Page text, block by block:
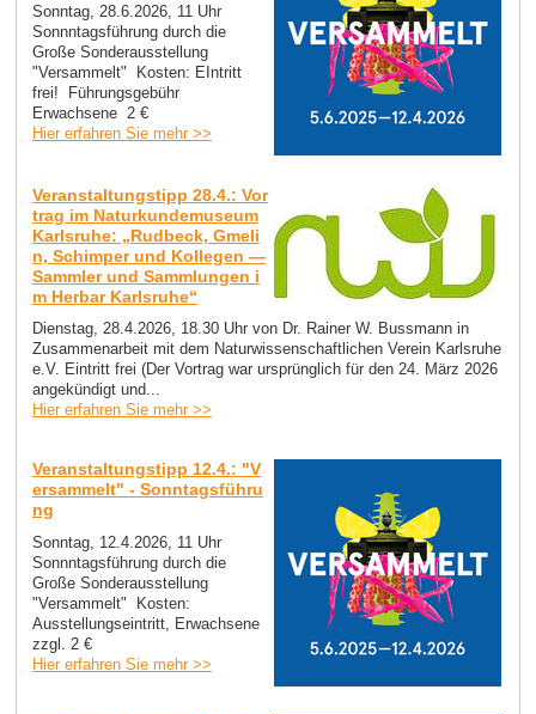
Sonntag, 28.6.2026, 11 Uhr
Sonnntagsführung durch die
Große Sonderausstellung
"Versammelt" Kosten: EIntritt
frei! Führungsgebühr
Erwachsene 2 €
Hier erfahren Sie mehr >>
Veranstaltungstipp 28.4.: Vor
trag im Naturkundemuseum
Karlsruhe: „Rudbeck, Gmeli
n, Schimper und Kollegen —
Sammler und Sammlungen i
m Herbar Karlsruhe“
Dienstag, 28.4.2026, 18.30 Uhr von Dr. Rainer W. Bussmann in
Zusammenarbeit mit dem Naturwissenschaftlichen Verein Karlsruhe
e.V. Eintritt frei (Der Vortrag war ursprünglich für den 24. März 2026
angekündigt und...
Hier erfahren Sie mehr >>
Veranstaltungstipp 12.4.: "V
ersammelt" - Sonntagsführu
ng
Sonntag, 12.4.2026, 11 Uhr
Sonnntagsführung durch die
Große Sonderausstellung
"Versammelt" Kosten:
Ausstellungseintritt, Erwachsene
zzgl. 2 €
Hier erfahren Sie mehr >>